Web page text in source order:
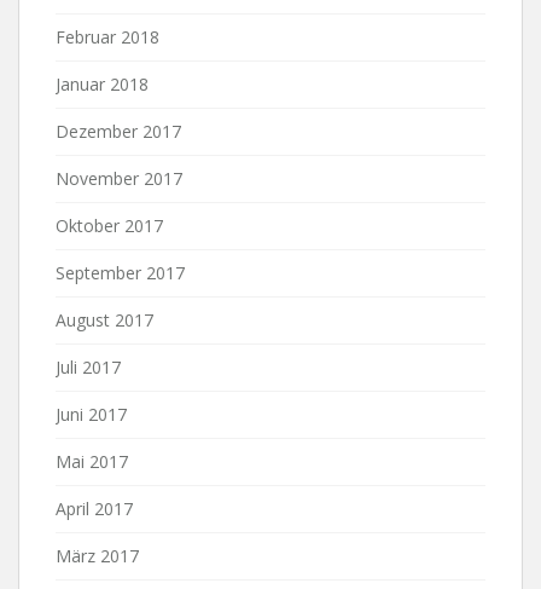
Februar 2018
Januar 2018
Dezember 2017
November 2017
Oktober 2017
September 2017
August 2017
Juli 2017
Juni 2017
Mai 2017
April 2017
März 2017